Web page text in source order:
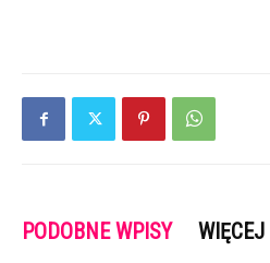
PODOBNE WPISY WIĘCEJ